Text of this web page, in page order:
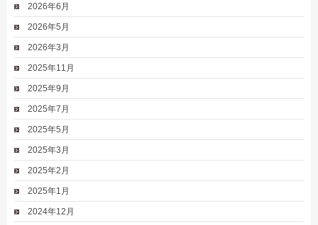
2026年6月
2026年5月
2026年3月
2025年11月
2025年9月
2025年7月
2025年5月
2025年3月
2025年2月
2025年1月
2024年12月